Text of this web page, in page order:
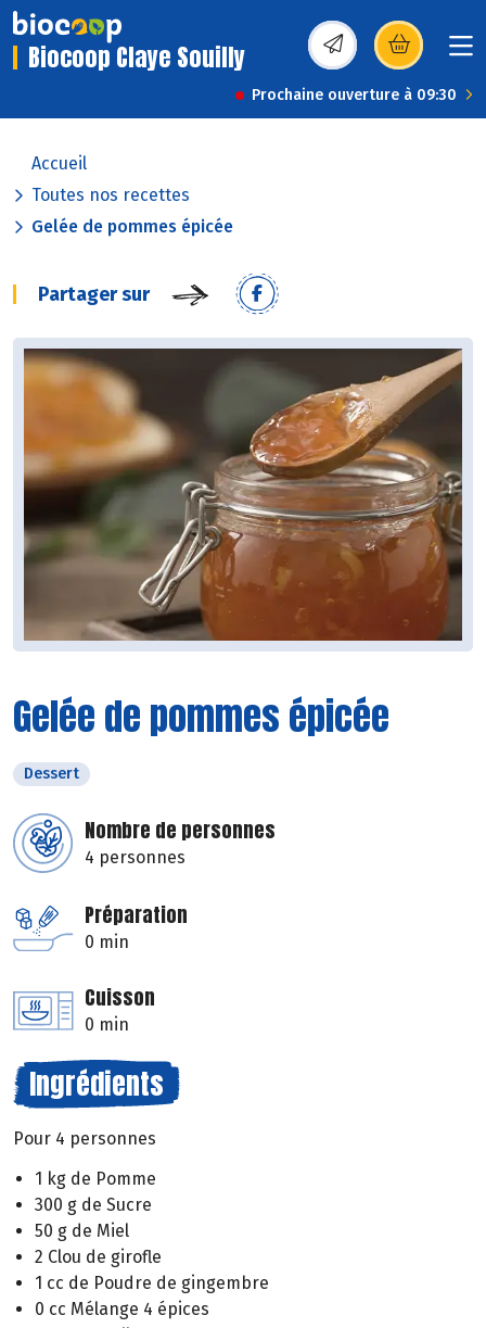
Biocoop Claye Souilly (s’ouvre dans une
Prochaine ouverture à 09:30
Accueil
Toutes nos recettes
Gelée de pommes épicée
Partager sur
Gelée de pommes épicée
Dessert
Nombre de personnes
4 personnes
Préparation
0 min
Cuisson
0 min
Ingrédients
Pour 4 personnes
1 kg de Pomme
300 g de Sucre
50 g de Miel
2 Clou de girofle
1 cc de Poudre de gingembre
0 cc Mélange 4 épices